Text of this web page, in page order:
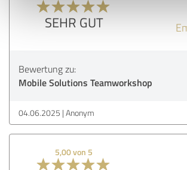
SEHR GUT
Bewertung zu:
Mobile Solutions Teamworkshop
04.06.2025 Anonym
5,00 von 5